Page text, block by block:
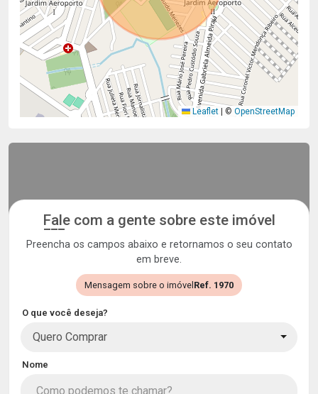
Leaflet © OpenStreetMap
Fale com a gente sobre este imóvel
Preencha os campos abaixo e retornamos o seu contato
em breve.
Mensagem sobre o imóvel Ref. 1970
O que você deseja?
Quero Comprar
Nome